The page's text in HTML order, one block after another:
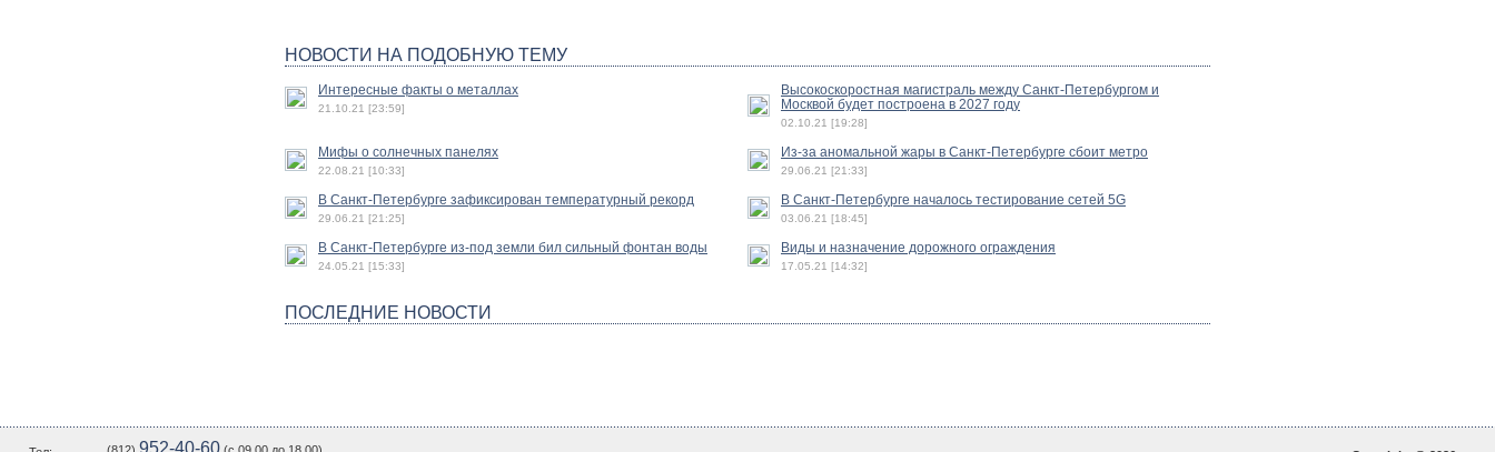
НОВОСТИ НА ПОДОБНУЮ ТЕМУ
Интересные факты о металлах
21.10.21 [23:59]
Высокоскоростная магистраль между Санкт-Петербургом и
Москвой будет построена в 2027 году
02.10.21 [19:28]
Мифы о солнечных панелях
22.08.21 [10:33]
Из-за аномальной жары в Санкт-Петербурге сбоит метро
29.06.21 [21:33]
В Санкт-Петербурге зафиксирован температурный рекорд
29.06.21 [21:25]
В Санкт-Петербурге началось тестирование сетей 5G
03.06.21 [18:45]
В Санкт-Петербурге из-под земли бил сильный фонтан воды
24.05.21 [15:33]
Виды и назначение дорожного ограждения
17.05.21 [14:32]
ПОСЛЕДНИЕ НОВОСТИ
952-40-60